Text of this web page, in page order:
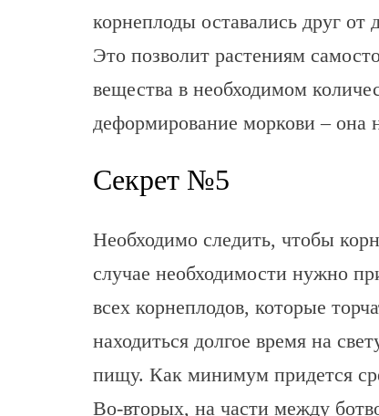
корнеплоды оставались друг
Это позволит растениям
вещества в необходимом
деформирование моркови – она
Секрет №5
Необходимо следить, чтобы
случае необходимости нужно
всех корнеплодов, которые
находиться долгое время на
пищу. Как минимум придется
Во-вторых, на части между